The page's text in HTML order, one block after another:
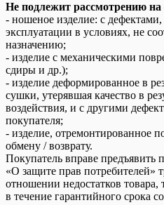
Не подлежит рассмотрению на
- ношеное изделие: с
эксплуатации в условиях, не
назначению;
- изделие с механическими
сдиры и др.);
- изделие деформированное в
сушки, утерявшая качество в
воздействия, и с другими
покупателя;
- изделие, отремонтированное
обмену / возврату.
Покупатель вправе
«О защите прав потребителей»
отношении недостатков
в течение гарантийного срока